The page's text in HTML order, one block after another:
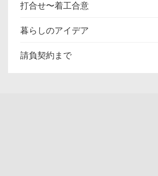
打合せ〜着工合意
暮らしのアイデア
請負契約まで